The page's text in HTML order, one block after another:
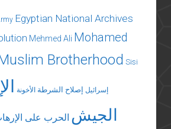
Egyptian National Archives
Mehmed Ali Mohamed
Brotherhood Sisi
إسرائيل إصلاح الشرطة الأخونة
الجيش الحرب على